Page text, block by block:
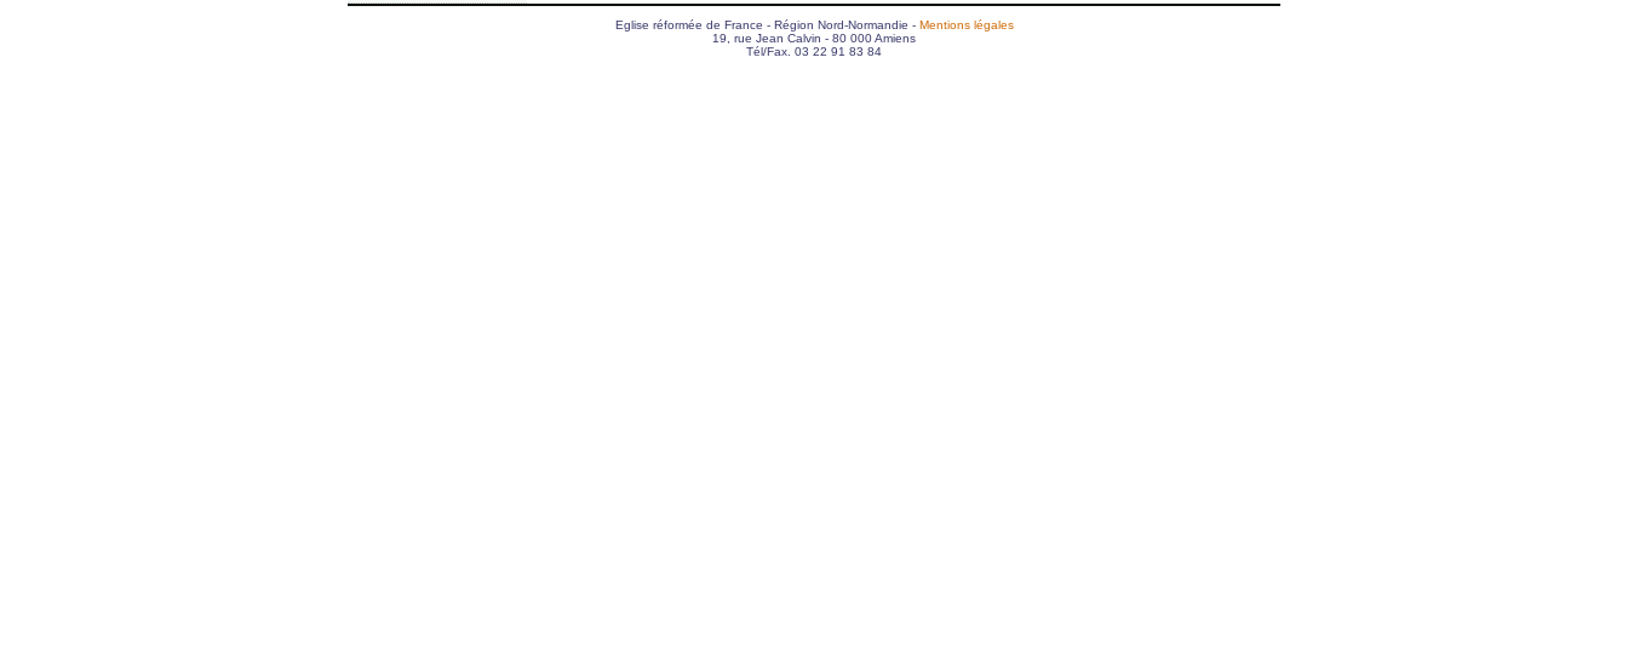
Eglise réformée de France - Région Nord-Normandie - Mentions légales
19, rue Jean Calvin - 80 000 Amiens
Tél/Fax. 03 22 91 83 84